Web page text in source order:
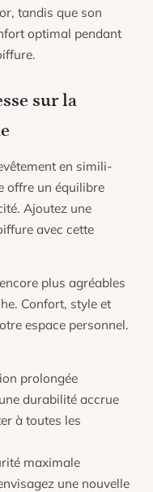
tandis que son
optimal pendant
sur la
en simili-
offre un équilibre
Ajoutez une
avec cette
plus agréables
Confort, style et
espace personnel.
prolongée
durabilité accrue
à toutes les
maximale
une nouvelle